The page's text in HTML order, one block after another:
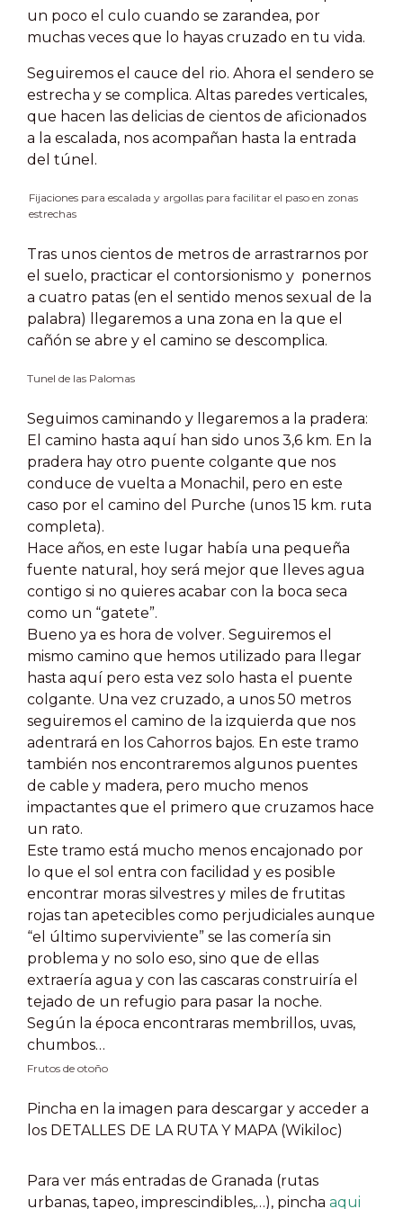
un poco el culo cuando se zarandea, por
muchas veces que lo hayas cruzado en tu vida.
Seguiremos el cauce del rio. Ahora el sendero se
estrecha y se complica. Altas paredes verticales,
que hacen las delicias de cientos de aficionados
a la escalada, nos acompañan hasta la entrada
del túnel.
Fijaciones para escalada y argollas para facilitar el paso en zonas
estrechas
Tras unos cientos de metros de arrastrarnos por
el suelo, practicar el contorsionismo y ponernos
a cuatro patas (en el sentido menos sexual de la
palabra) llegaremos a una zona en la que el
cañón se abre y el camino se descomplica.
Tunel de las Palomas
Seguimos caminando y llegaremos a la pradera:
El camino hasta aquí han sido unos 3,6 km. En la
pradera hay otro puente colgante que nos
conduce de vuelta a Monachil, pero en este
caso por el camino del Purche (unos 15 km. ruta
completa).
Hace años, en este lugar había una pequeña
fuente natural, hoy será mejor que lleves agua
contigo si no quieres acabar con la boca seca
como un “gatete”.
Bueno ya es hora de volver. Seguiremos el
mismo camino que hemos utilizado para llegar
hasta aquí pero esta vez solo hasta el puente
colgante. Una vez cruzado, a unos 50 metros
seguiremos el camino de la izquierda que nos
adentrará en los Cahorros bajos. En este tramo
también nos encontraremos algunos puentes
de cable y madera, pero mucho menos
impactantes que el primero que cruzamos hace
un rato.
Este tramo está mucho menos encajonado por
lo que el sol entra con facilidad y es posible
encontrar moras silvestres y miles de frutitas
rojas tan apetecibles como perjudiciales aunque
“el último superviviente” se las comería sin
problema y no solo eso, sino que de ellas
extraería agua y con las cascaras construiría el
tejado de un refugio para pasar la noche.
Según la época encontraras membrillos, uvas,
chumbos…
Frutos de otoño
Pincha en la imagen para descargar y acceder a
los DETALLES DE LA RUTA Y MAPA (Wikiloc)
Para ver más entradas de Granada (rutas
urbanas, tapeo, imprescindibles,…), pincha aqui